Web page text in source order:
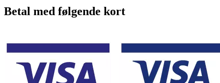
Betal med følgende kort